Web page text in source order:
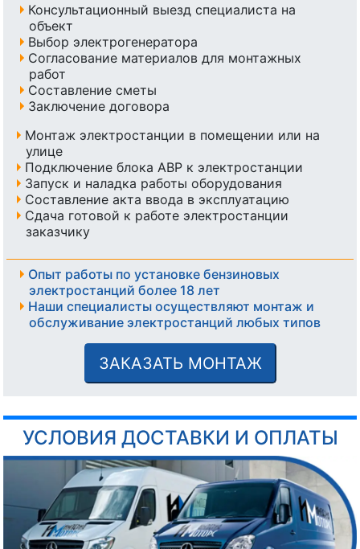
Консультационный выезд специалиста на
объект
Выбор электрогенератора
Согласование материалов для монтажных
работ
Составление сметы
Заключение договора
Монтаж электростанции в помещении или на
улице
Подключение блока АВР к электростанции
Запуск и наладка работы оборудования
Составление акта ввода в эксплуатацию
Сдача готовой к работе электростанции
заказчику
Опыт работы по установке бензиновых
электростанций более 18 лет
Наши специалисты осуществляют монтаж и
обслуживание электростанций любых типов
ЗАКАЗАТЬ МОНТАЖ
УСЛОВИЯ ДОСТАВКИ И ОПЛАТЫ